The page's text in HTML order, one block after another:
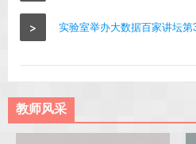
> 实验室举办大数据百家讲坛第
教师风采